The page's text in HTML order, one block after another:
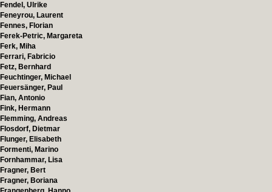
Fendel, Ulrike
Feneyrou, Laurent
Fennes, Florian
Ferek-Petric, Margareta
Ferk, Miha
Ferrari, Fabricio
Fetz, Bernhard
Feuchtinger, Michael
Feuersänger, Paul
Fian, Antonio
Fink, Hermann
Flemming, Andreas
Flosdorf, Dietmar
Flunger, Elisabeth
Formenti, Marino
Fornhammar, Lisa
Fragner, Bert
Fragner, Boriana